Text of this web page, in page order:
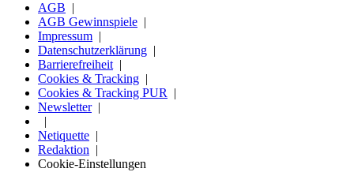
AGB
AGB Gewinnspiele
Impressum
Datenschutzerklärung
Barrierefreiheit
Cookies & Tracking
Cookies & Tracking PUR
Newsletter
Netiquette
Redaktion
Cookie-Einstellungen